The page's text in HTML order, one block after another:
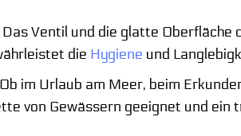
Das Ventil und die glatte Oberfläche
die Hygiene und
Ob im Urlaub am Meer, beim
von Gewässern geeignet und